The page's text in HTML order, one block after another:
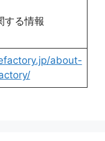
する情報
about-